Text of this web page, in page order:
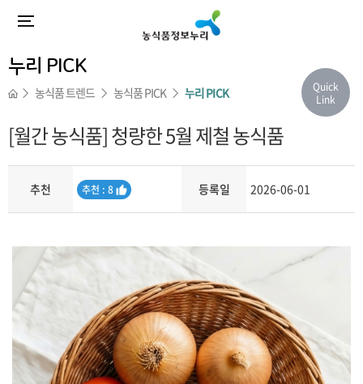
누리 PICK
농식품 트렌드 농식품 PICK 누리 PICK
[월간 농식품] 청량한 5월 제철 농식품
추천
추
추천 : 8 등록일 2026-06-01
Quick
Link